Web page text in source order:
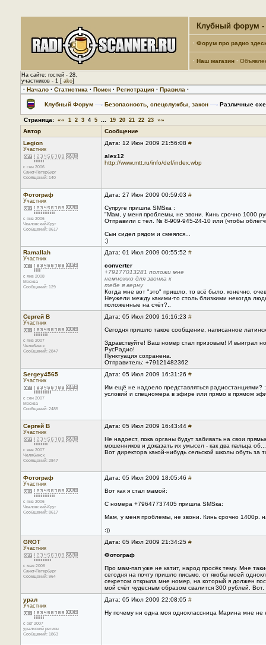
Клубный форум -
· Форум про радио
· Наш магазин ·
На сайте: гостей - 28,
участников - 1 [ ako]
· Начало · Статистика · Поиск · Регистрация · Правила ·
Клубный Форум —› Безопасность, спецслужбы, закон —› Различные
Страница: «« 1 2 3 4 5 19 20 21 22 23 »»
Автор
Сообщение
Legion
Участник
с сен 2006
Санкт-Петербург
Сообщений: 140
Дата: 12 Июн 2009 21:56:08 #
alex12
http://www.mtt.ru/info/def/index.wbp
Фотограф
Участник
с янв 2006
Чкаловский-Круг
Сообщений: 8617
Дата: 27 Июн 2009 00:59:03 #
Супруге пришла SMSка :
"Мам, у меня проблемы, не звони. Кинь срочно 1000
Отправили с тел. № 8-909-945-24-10 или (чтобы
Сын сидел рядом и смеялся...
:)
Ramallah
Участник
с янв 2008
Москва
Сообщений: 129
Дата: 01 Июл 2009 00:55:52 #
converter
+79177013281 положи мне
немножко для звонка к
тебе я верну
Когда мне вот "это" пришло, то всё было, конечно,
Неужели между какими-то столь близкими некогда
положенные на счёт?..
Сергей В
Участник
с янв 2007
Челябинск
Сообщений: 2847
Дата: 05 Июл 2009 16:16:23 #
Сегодня пришло такое сообщение, написанное
Здравствуйте! Ваш номер стал призовым! И выиграл
РусРадио!
Пунктуация сохранена.
Отправитель: +79121482362
Sergey4565
Участник
с сен 2007
Москва
Сообщений: 2485
Дата: 05 Июл 2009 16:31:26 #
Им ещё не надоело представляться радиостанциями?
условий и спецномера в эфире или прямо в прямом
Сергей В
Участник
с янв 2007
Челябинск
Сообщений: 2847
Дата: 05 Июл 2009 16:43:44 #
Не надоест, пока органы будут забивать на свои
мошенников и доказать их умысел - как два пальца об...
Вот директора какой-нибудь сельской школы обуть
Фотограф
Участник
с янв 2006
Чкаловский-Круг
Сообщений: 8617
Дата: 05 Июл 2009 18:05:46 #
Вот как я стал мамой:
С номера +79647737405 пришла SMSка:
Мам, у меня проблемы, не звони. Кинь срочно 1400р.
:))
GROT
Участник
с мая 2006
Санкт-Петербург
Сообщений: 964
Дата: 05 Июл 2009 21:34:25 #
Фотограф
Про мам-пап уже не катит, народ просёк тему. Мне
сегодня на почту пришло письмо, от якобы моей
секретом открыла мне номер, на который я должен
мой счёт чудесным образом свалится 300 рублей. Вот.
урал
Участник
с окт 2007
уральский регион
Сообщений: 1863
Дата: 05 Июл 2009 22:08:05 #
Ну почему ни одна моя одноклассница Марина мне не